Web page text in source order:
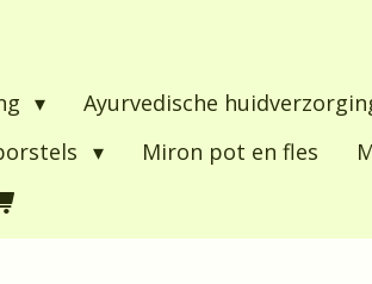
Ayurvedische
Miron pot en fles